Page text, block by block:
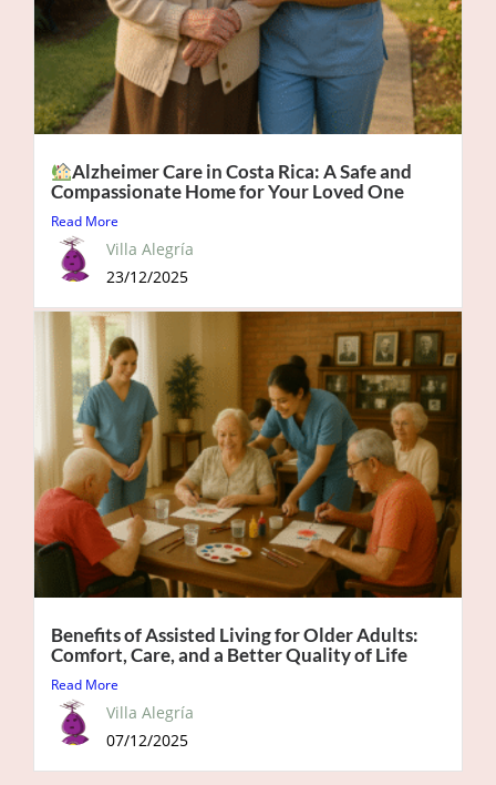
Alzheimer Care in Costa Rica: A Safe and
Compassionate Home for Your Loved One
Read More
Villa Alegría
23/12/2025
Benefits of Assisted Living for Older Adults:
Comfort, Care, and a Better Quality of Life
Read More
Villa Alegría
07/12/2025